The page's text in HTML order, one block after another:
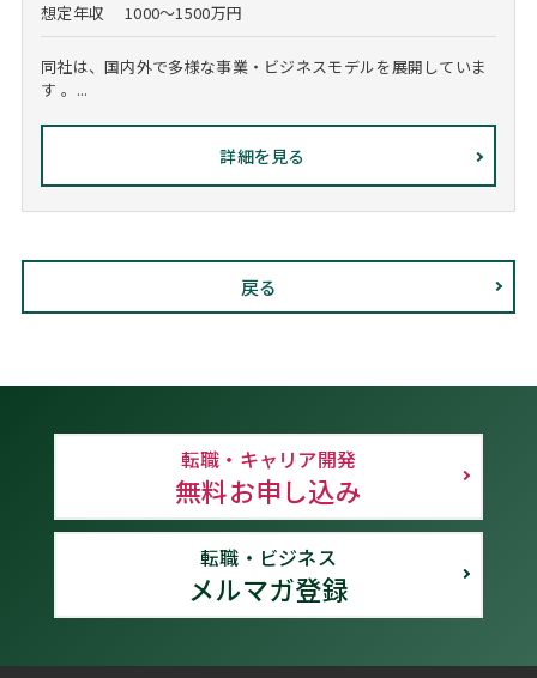
想定年収 1000～1500万円
同社は、国内外で多様な事業・ビジネスモデルを展開していま
す 。...
詳細を見る
戻る
転職・キャリア開発
無料お申し込み
転職・ビジネス
メルマガ登録